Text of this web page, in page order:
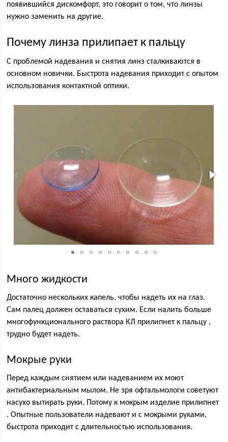
появившийся дискомфорт, это говорит о том, что линзы
нужно заменить на другие.
Почему линза прилипает к пальцу
С проблемой надевания и снятия линз сталкиваются в
основном новички. Быстрота надевания приходит с опытом
использования контактной оптики.
Много жидкости
Достаточно нескольких капель, чтобы надеть их на глаз.
Сам палец должен оставаться сухим. Если налить больше
многофункционального раствора КЛ прилипнет к пальцу ,
трудно будет надеть.
Мокрые руки
Перед каждым снятием или надеванием их моют
антибактериальным мылом. Не зря офтальмологи советуют
насухо вытирать руки. Потому к мокрым изделие прилипнет
. Опытные пользователи надевают и с мокрыми руками,
быстрота приходит с длительностью использования.